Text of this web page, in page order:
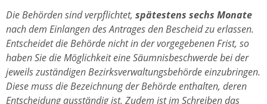
Die Behörden sind verpflichtet, spätestens sechs Monate
nach dem Einlangen des Antrages den Bescheid zu erlassen.
Entscheidet die Behörde nicht in der vorgegebenen Frist, so
haben Sie die Möglichkeit eine Säumnisbeschwerde bei der
jeweils zuständigen Bezirksverwaltungsbehörde einzubringen.
Diese muss die Bezeichnung der Behörde enthalten, deren
Entscheidung ausständig ist. Zudem ist im Schreiben das